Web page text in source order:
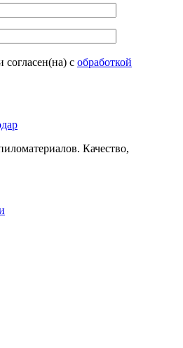
согласен(на) с обработкой
Качество,